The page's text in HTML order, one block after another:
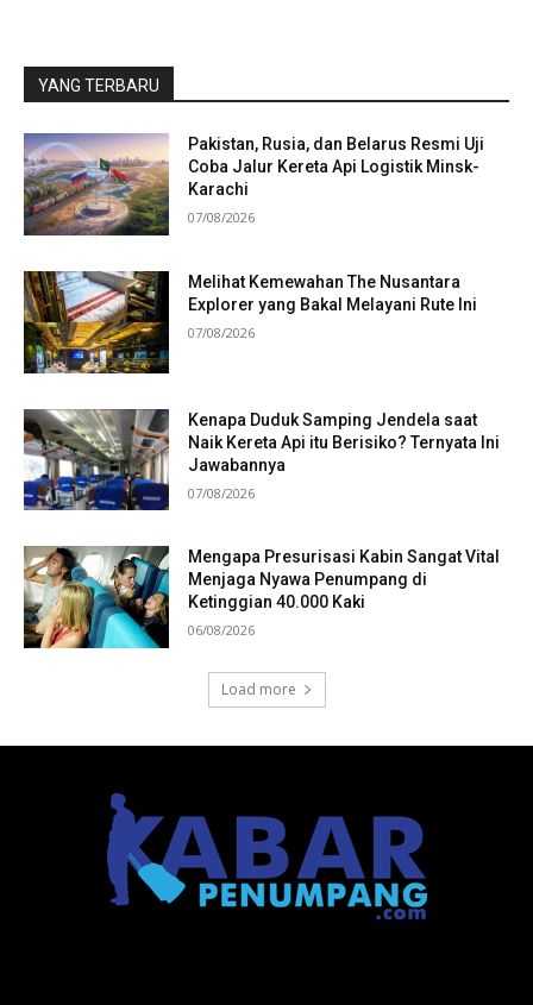
YANG TERBARU
Pakistan, Rusia, dan Belarus Resmi Uji
Coba Jalur Kereta Api Logistik Minsk-
Karachi
07/08/2026
Melihat Kemewahan The Nusantara
Explorer yang Bakal Melayani Rute Ini
07/08/2026
Kenapa Duduk Samping Jendela saat
Naik Kereta Api itu Berisiko? Ternyata Ini
Jawabannya
07/08/2026
Mengapa Presurisasi Kabin Sangat Vital
Menjaga Nyawa Penumpang di
Ketinggian 40.000 Kaki
06/08/2026
Load more